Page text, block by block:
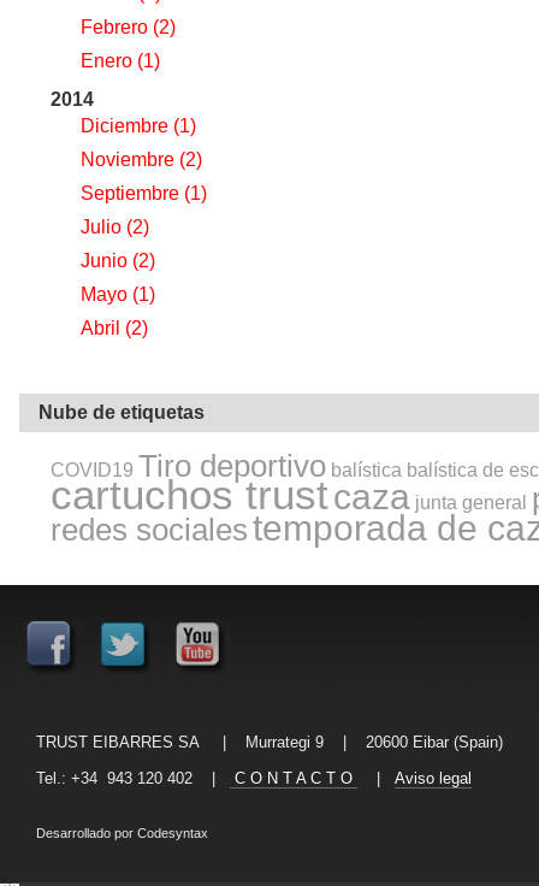
Febrero (2)
Enero (1)
2014
Diciembre (1)
Noviembre (2)
Septiembre (1)
Julio (2)
Junio (2)
Mayo (1)
Abril (2)
Nube de etiquetas
COVID19 Tiro deportivo balística balística de
cartuchos trustcaza junta general
redes socialestemporada de
TRUST EIBARRES SA | Murrategi 9 | 20600 Eibar (Spain)
Tel.: +34 943 120 402 |
C O N T A C T O | Aviso legal
Desarrollado por Codesyntax